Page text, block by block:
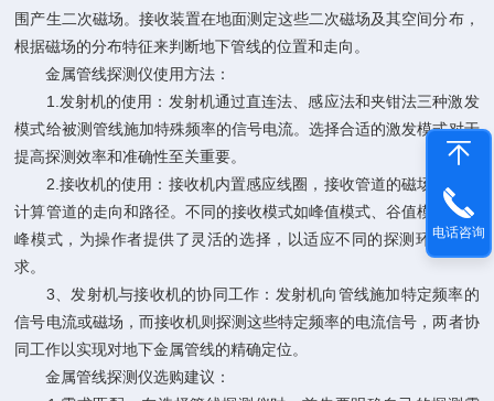
围产生二次磁场。接收装置在地面测定这些二次磁场及其空间分布，
根据磁场的分布特征来判断地下管线的位置和走向。
金属管线探测仪使用方法：
1.发射机的使用：发射机通过直连法、感应法和夹钳法三种激发
模式给被测管线施加特殊频率的信号电流。选择合适的激发模式对于
提高探测效率和准确性至关重要。
2.接收机的使用：接收机内置感应线圈，接收管道的磁场信号并
计算管道的走向和路径。不同的接收模式如峰值模式、谷值模式和宽
峰模式，为操作者提供了灵活的选择，以适应不同的探测环境和需
求。
3、发射机与接收机的协同工作：发射机向管线施加特定频率的
信号电流或磁场，而接收机则探测这些特定频率的电流信号，两者协
同工作以实现对地下金属管线的精确定位。
金属管线探测仪选购建议：
电话咨询